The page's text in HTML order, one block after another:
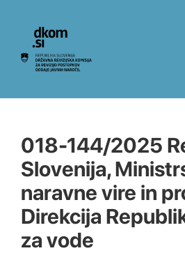
Na vsebino
018-144/2025
Slovenija,
naravne vire in
Direkcija
za vode